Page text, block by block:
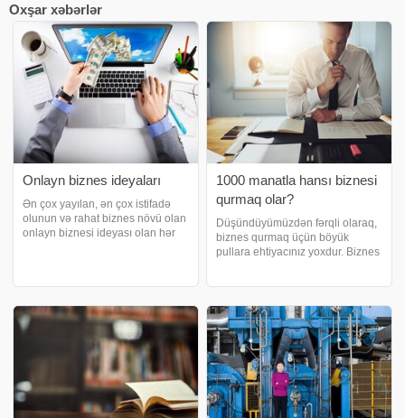
Oxşar xəbərlər
Onlayn biznes ideyaları
Ən çox yayılan, ən çox istifadə
olunun və rahat biznes növü olan
onlayn biznesi ideyası olan hər
ən yaxşı seçiminiz onlayn
biznesdir
1000 manatla hansı biznesi
qurmaq olar?
Düşündüyümüzdən fərqli olaraq,
biznes qurmaq üçün böyük
pullara ehtiyacınız yoxdur. Biznes
etmək olar. Bəs 100 manatla
hansı bizneslə